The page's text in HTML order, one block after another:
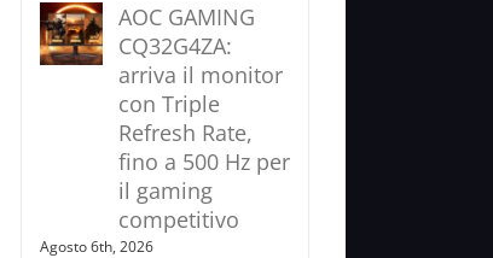
AOC GAMING
CQ32G4ZA:
arriva il monitor
con Triple
Refresh Rate,
fino a 500 Hz per
il gaming
competitivo
Agosto 6th, 2026